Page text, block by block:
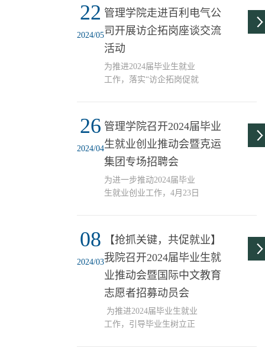
家企业相关负责人参会。
调研组一行重点围绕汽车
零部件、高端装备、新材
料等产业，先后深入园区
海拉车灯、百斯图等企
业，实地考察企业...
生代表赴天津360集团开展
访企拓岗工作。学院党委
书记张庆红，党委副书
记、纪委书记冯浩，副院
专业系主任、辅导员及学
生代表参加活动。360集团
党支部（天津）书记孙悦
在企业负责人的带领下，
参观了城市数字安全服务
中心、基础网络建设...
22
2024/05
管理学院走进百利电气公
司开展访企拓岗座谈交流
活动
为推进2024届毕业生就业
工作，落实“访企拓岗促就
前往百利电气公司开展访
企拓岗座谈交流活动。百
利装备集团党委委员、副
总经理赵久占，百利电气
川进行接待。张庆红介绍
了管理学院的基本概况、
管理学院在办学理念、学
理论联系实际，加强与企
业合作，不断提升教师和
学生的实践能力水平...
26
2024/04
管理学院召开2024届毕业
生就业创业推动会暨克运
集团专场招聘会
为进一步推动2024届毕业
生就业创业工作，4月23日
会。本科、研究生毕业生
约500人参会，学院党委副
书记、纪委书记冯浩、学
工办全体老师出席本次大
朱雅倩主持。 冯浩副书
记结合就业形势和就业政
策，鼓励同学们抓住2024
08
2024/03
【抢抓关键，共促就业】
我院召开2024届毕业生就
业推动会暨国际中文教育
志愿者招募动员会
为推进2024届毕业生就业
工作，引导毕业生树立正